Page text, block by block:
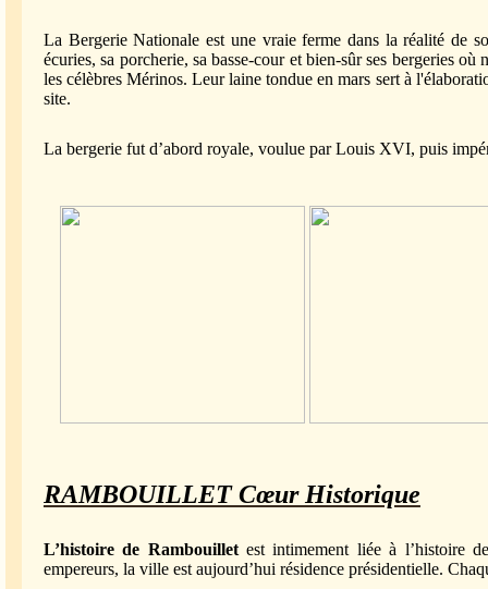
La Bergerie Nationale est une vraie ferme dans la réalité de
écuries, sa porcherie, sa basse-cour et bien-sûr ses bergeries
les célèbres Mérinos. Leur laine tondue en mars sert à
site.
La bergerie fut d’abord royale, voulue par Louis XVI, puis
RAMBOUILLET Cœur Historique
L’histoire de Rambouillet est intimement liée à l’histoire
empereurs, la ville est aujourd’hui résidence présidentielle.